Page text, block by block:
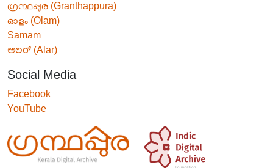
ഗ്രന്ഥപ്പുര (Granthappura)
ഓളം (Olam)
Samam
ಅಲರ್ (Alar)
Social Media
Facebook
YouTube